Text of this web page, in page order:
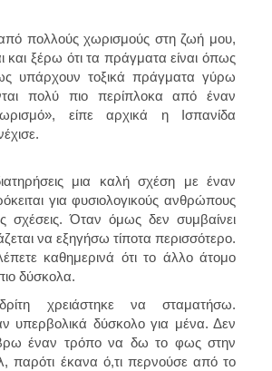
πολλούς χωρισμούς στη ζωή μου,
και ξέρω ότι τα πράγματα είναι όπως
υπάρχουν τοξικά πράγματα γύρω
πολύ πιο περίπλοκα από έναν
είπε αρχικά η Ισπανίδα
μια καλή σχέση με έναν
για φυσιολογικούς ανθρώπους
σχέσεις. Όταν όμως δεν συμβαίνει
να εξηγήσω τίποτα περισσότερο.
καθημερινά ότι το άλλο άτομο
δύσκολα.
χρειάστηκε να σταματήσω.
υπερβολικά δύσκολο για μένα. Δεν
έναν τρόπο να δω το φως στην
παρότι έκανα ό,τι περνούσε από το